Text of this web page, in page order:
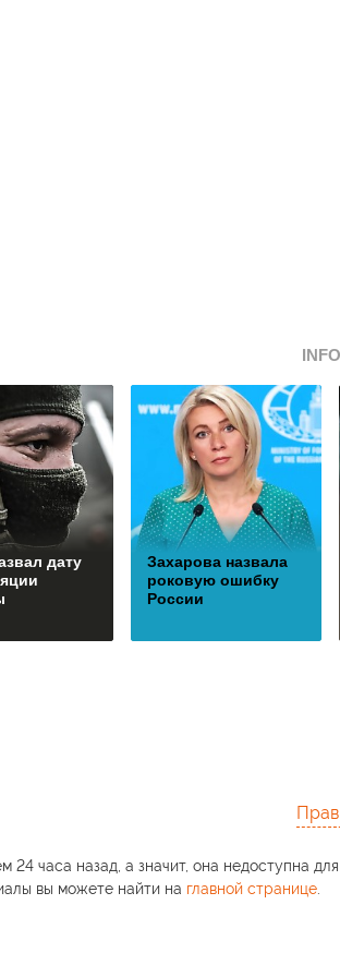
дату
Захарова назвала
роковую ошибку
России
24 часа назад, а значит, она недоступна для
вы можете найти на главной странице.